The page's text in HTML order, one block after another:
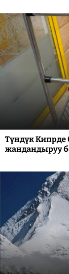
Түндүк
жандандыруу